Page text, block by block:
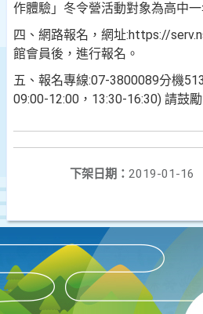
作體驗」冬令營活動對象為高中
四、網路報名，網址:https://
館會員後，進行報名。
五、報名專線:07-3800089分機
09:00-12:00，13:30-16:30) 請鼓
下架日期： 2019-01-16